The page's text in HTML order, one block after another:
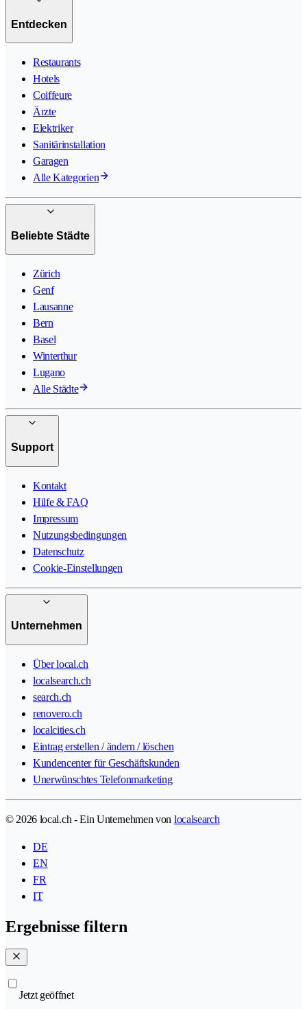
Entdecken
Restaurants
Hotels
Coiffeure
Ärzte
Elektriker
Sanitärinstallation
Garagen
Alle Kategorien
Beliebte Städte
Zürich
Genf
Lausanne
Bern
Basel
Winterthur
Lugano
Alle Städte
Support
Kontakt
Hilfe & FAQ
Impressum
Nutzungsbedingungen
Datenschutz
Cookie-Einstellungen
Unternehmen
Über local.ch
localsearch.ch
search.ch
renovero.ch
localcities.ch
Eintrag erstellen / ändern / löschen
Kundencenter für Geschäftskunden
Unerwünschtes Telefonmarketing
© 2026 local.ch - Ein Unternehmen von localsearch
DE
EN
FR
IT
Ergebnisse filtern
Jetzt geöffnet